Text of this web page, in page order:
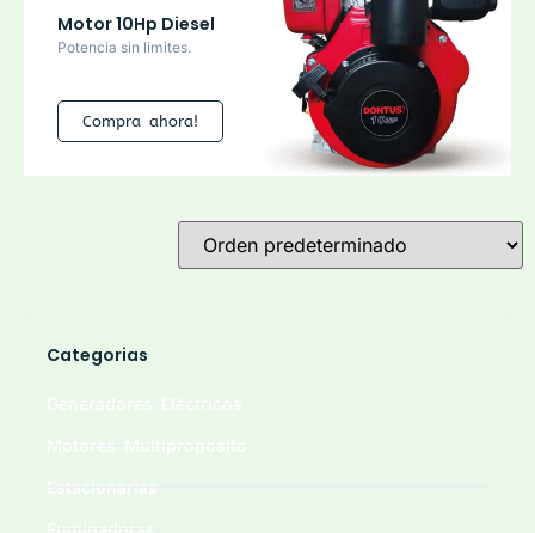
Categorias
Motor 10Hp Diesel
Potencia sin limites.
Compra ahora!